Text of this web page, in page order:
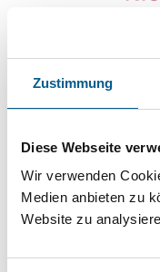
Zustimmung
Diese Webseite
Wir verwenden
Medien anbieten zu
Website zu
Seit dem 1.
Niedersachsen
vermeidet
optimierten
Pflegeberatung